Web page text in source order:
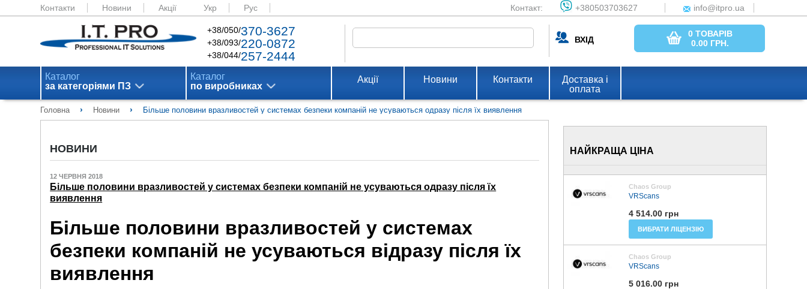
Контакти Новини Акції Укр Рус Контакт: +380503703627 info@itpro.ua
+38/050/370-3627
+38/093/220-0872
+38/044/257-2444
ВХІД
0 ТОВАРІВ
0.00 ГРН.
Каталог
за категоріями ПЗ
Каталог
по виробниках
Акції Новини Контакти
Доставка і
оплата
Головна › Новини › Більше половини вразливостей у системах безпеки компаній не усуваються одразу після їх виявлення
НОВИНИ
12 ЧЕРВНЯ 2018
Більше половини вразливостей у системах безпеки компаній не усуваються одразу після їх
виявлення
Більше половини вразливостей у системах
безпеки компаній не усуваються відразу після їх
виявлення
НАЙКРАЩА ЦІНА
Chaos Group
VRScans
4 514.00 грн
ВИБРАТИ ЛІЦЕНЗІЮ
Chaos Group
VRScans
5 016.00 грн